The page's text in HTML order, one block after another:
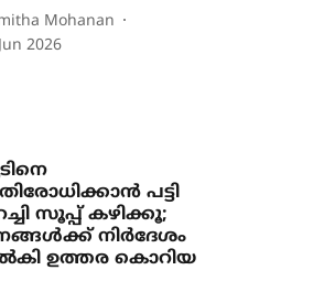
Mohanan
2026
പട്ടി
സൂപ്പ് കഴിക്കൂ;
നിർദേശം
ഉത്തര കൊറിയ